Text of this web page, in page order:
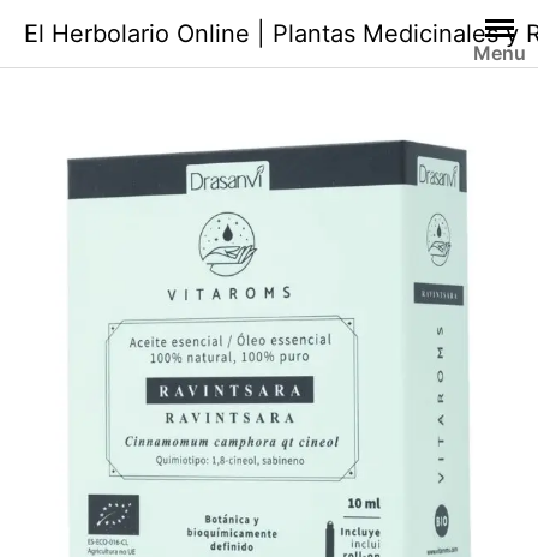
contenido
El Herbolario Online | Plantas Medicinales y
Menu